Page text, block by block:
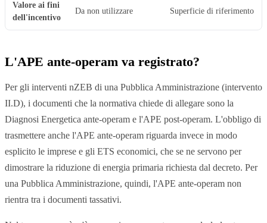
Valore ai fini
dell'incentivo
Da non utilizzare Superficie di riferimento
L'APE ante-operam va registrato?
Per gli interventi nZEB di una Pubblica Amministrazione (intervento
II.D), i documenti che la normativa chiede di allegare sono la
Diagnosi Energetica ante-operam e l'APE post-operam. L'obbligo di
trasmettere anche l'APE ante-operam riguarda invece in modo
esplicito le imprese e gli ETS economici, che se ne servono per
dimostrare la riduzione di energia primaria richiesta dal decreto. Per
una Pubblica Amministrazione, quindi, l'APE ante-operam non
rientra tra i documenti tassativi.